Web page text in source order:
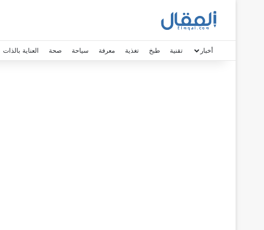
أخبار تقنية طبخ تغذية معرفة سياحة صحة العناية بالذات